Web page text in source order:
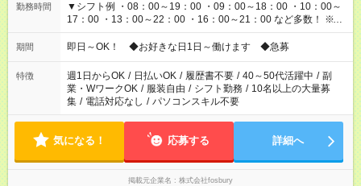
勤務時間
▼シフト例 ・08：00～19：00 ・09：00～18：00 ・10：00～
17：00 ・13：00～22：00 ・16：00～21：00 など多数！ ※お
仕事により勤務時間が異なります
期間 即日～OK！ ◆お好きな日1日～働けます ◆急募
特徴 週1日からOK / 日払いOK / 履歴書不要 / 40～50代活躍中 / 副
業・WワークOK / 服装自由 / シフト勤務 / 10名以上の大量募
集 / 電話対応なし / パソコンスキル不要
気になる！ 応募する 詳細へ
掲載元企業名 株式会社fosbury